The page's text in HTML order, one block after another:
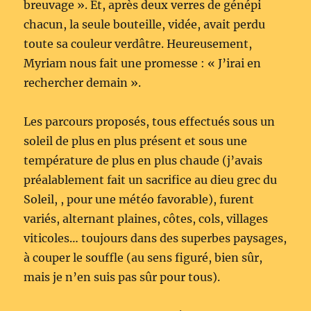
breuvage ». Et, après deux verres de génépi
chacun, la seule bouteille, vidée, avait perdu
toute sa couleur verdâtre. Heureusement,
Myriam nous fait une promesse : « J’irai en
rechercher demain ».
Les parcours proposés, tous effectués sous un
soleil de plus en plus présent et sous une
température de plus en plus chaude (j’avais
préalablement fait un sacrifice au dieu grec du
Soleil, , pour une météo favorable), furent
variés, alternant plaines, côtes, cols, villages
viticoles… toujours dans des superbes paysages,
à couper le souffle (au sens figuré, bien sûr,
mais je n’en suis pas sûr pour tous).